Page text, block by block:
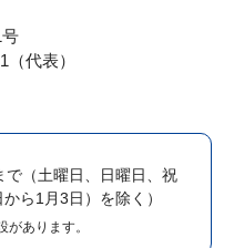
代表）
で （土曜日、日曜日、祝
ら1月3日）を除く）
あります。